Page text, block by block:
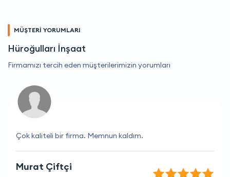
MÜŞTERİ YORUMLARI
Hüroğulları İnşaat
Firmamızı tercih eden müşterilerimizin yorumları
Çok kaliteli bir firma. Memnun kaldım.
Murat Çiftçi